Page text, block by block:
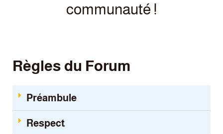
communauté !
Règles du Forum
Préambule
Respect